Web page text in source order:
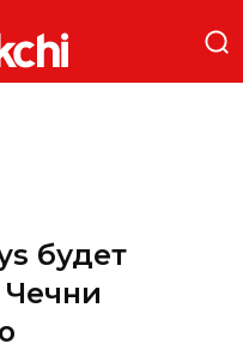
будет
Чечни